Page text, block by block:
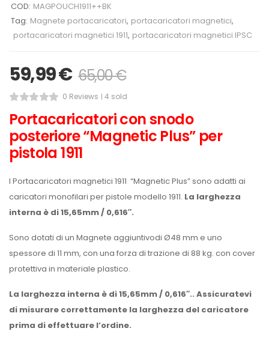
COD: MAGPOUCH1911++BK
Tag: Magnete portacaricatori, portacaricatori magnetici,
portacaricatori magnetici 1911, portacaricatori magnetici IPSC
59,99€ 65,00€
0 Reviews 4 sold
Portacaricatoricon snodo
posteriore“Magnetic Plus” per
pistola 1911
I Portacaricatori magnetici 1911 “Magnetic Plus” sono adatti ai
caricatori monofilari per pistole modello 1911. La larghezza
interna è di 15,65mm / 0,616″.
Sono dotati di un Magnete aggiuntivodi Ø48 mm e uno
spessore di 11 mm, con una forza di trazione di 88 kg. con cover
protettiva in materiale plastico.
La larghezza interna è di 15,65mm / 0,616″.. Assicuratevi
di misurare correttamente la larghezza del caricatore
prima di effettuare l’ordine.